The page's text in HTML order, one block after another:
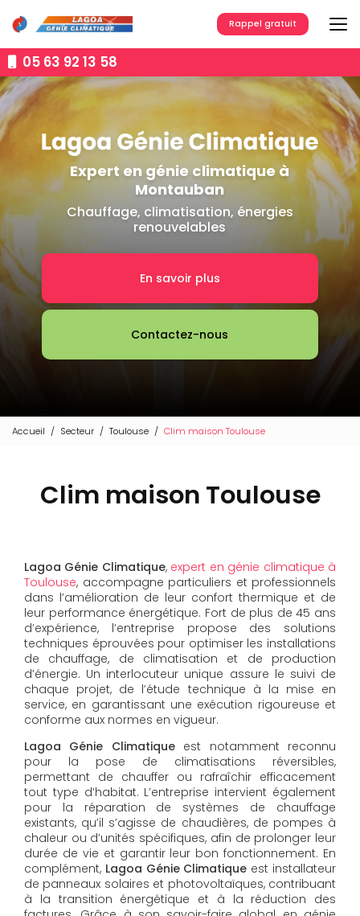
au
contenu
principal05 63 92 13 58
Rappel gratuit
Expert en génie climatique à
Montauban
Chauffage, climatisation, énergies
renouvelables
En savoir plus
Contactez-nous
Accueil Secteur Toulouse Clim maison Toulouse
Clim maison Toulouse
Lagoa Génie Climatique, expert en génie climatique à
Toulouse, accompagne particuliers et professionnels
dans l’amélioration de leur confort thermique et de
leur performance énergétique. Fort de plus de 45 ans
d’expérience, l’entreprise propose des solutions
techniques éprouvées pour optimiser les installations
de chauffage, de climatisation et de production
d’énergie. Un interlocuteur unique assure le suivi de
chaque projet, de l’étude technique à la mise en
service, en garantissant une exécution rigoureuse et
conforme aux normes en vigueur.
Lagoa Génie Climatiqueest notamment reconnu
pour la pose de climatisations réversibles,
permettant de chauffer ou rafraîchir efficacement
tout type d’habitat. L’entreprise intervient également
pour la réparation de systèmes de chauffage
existants, qu’il s’agisse de chaudières, de pompes à
chaleur ou d’unités spécifiques, afin de prolonger leur
durée de vie et garantir leur bon fonctionnement. En
complément, Lagoa Génie Climatique est installateur
de panneaux solaires et photovoltaïques, contribuant
à la transition énergétique et à la réduction des